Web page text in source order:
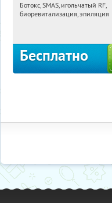
01:27:09 Получили:
Ботокс, SMAS, игольчатый RF,
биоревитализация, эпиляция
Бесплатно